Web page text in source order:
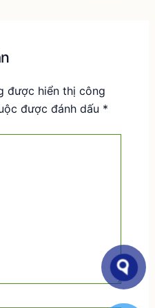
được hiển thị công
được đánh dấu *